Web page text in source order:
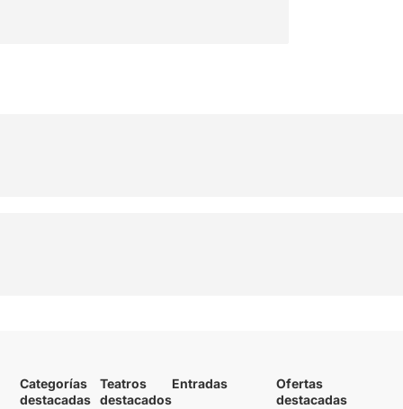
Categorías
destacadas
Teatros
destacados
Entradas
Ofertas
destacadas